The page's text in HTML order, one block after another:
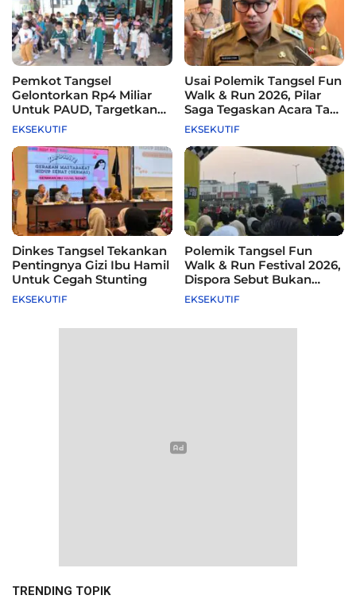
Pemkot Tangsel
Gelontorkan Rp4 Miliar
Untuk PAUD, Targetkan
115 Sekolah
EKSEKUTIF
Usai Polemik Tangsel Fun
Walk & Run 2026, Pilar
Saga Tegaskan Acara Tak
Difasilitasi Pemkot
EKSEKUTIF
Dinkes Tangsel Tekankan
Pentingnya Gizi Ibu Hamil
Untuk Cegah Stunting
EKSEKUTIF
Polemik Tangsel Fun
Walk & Run Festival 2026,
Dispora Sebut Bukan
Agenda Pemkot
EKSEKUTIF
TRENDING TOPIK